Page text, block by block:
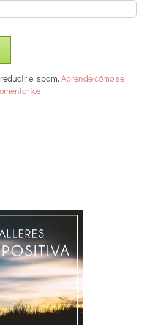
el spam. Aprende cómo se